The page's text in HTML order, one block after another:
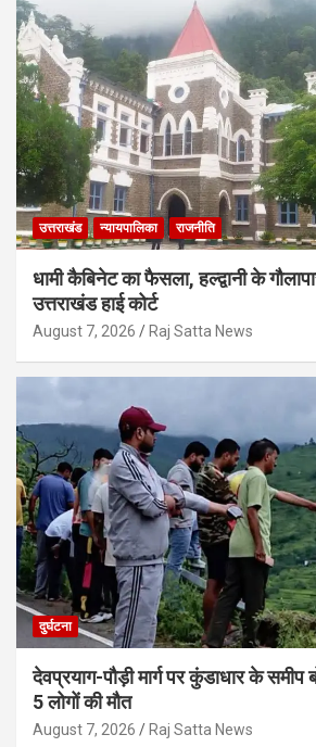
उत्तराखंड न्यायपालिका राजनीति
धामी कैबिनेट का फैसला, हल्द्वानी के
उत्तराखंड हाई कोर्ट
August 7, 2026 Raj Satta News
दुर्घटना
देवप्रयाग-पौड़ी मार्ग पर कुंडाधार के समीप
5 लोगों की मौत
August 7, 2026 Raj Satta News